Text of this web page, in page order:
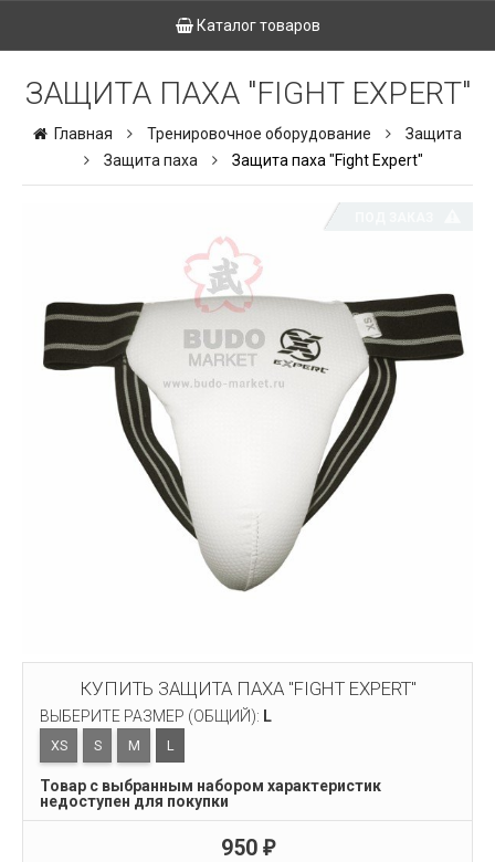
Каталог товаров
ЗАЩИТА ПАХА "FIGHT EXPERT"
Главная Тренировочное оборудование
Защита
Защита паха
Защита паха "Fight Expert"
КУПИТЬ ЗАЩИТА ПАХА "FIGHT EXPERT"
ВЫБЕРИТЕ РАЗМЕР (ОБЩИЙ): L
XS S M L
Товар с выбранным набором характеристик
недоступен для покупки
950 ₽